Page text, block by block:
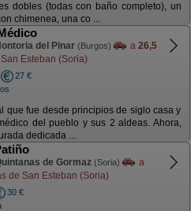
dobles (todas con baño completo), un
chimenea, una co ...
del Pinar (Burgos) a 26,5
Esteban (Soria)
27 €
que fue desde principios de siglo casa y
del pueblo y sus 2 aldeas. Ahora,
dedicada ...
de Gormaz (Soria)
a
de San Esteban (Soria)
30 €